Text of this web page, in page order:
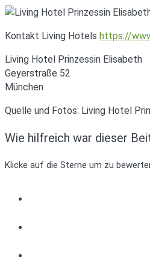
Kontakt Living Hotels https://
Living Hotel Prinzessin Elisabeth
Geyerstraße 52
München
Quelle und Fotos: Living Hotel
Wie hilfreich war dieser
Klicke auf die Sterne um zu